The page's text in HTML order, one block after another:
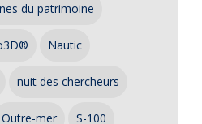
du patrimoine
Nautic
nuit des chercheurs
Outre-mer S-100